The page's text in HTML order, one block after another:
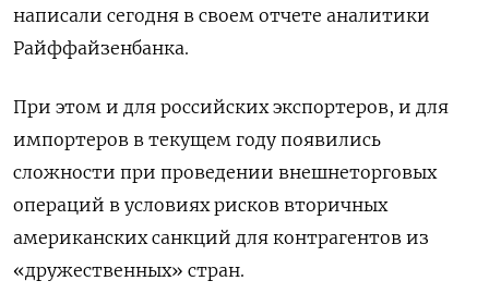
написали сегодня в своем отчете аналитики
Райффайзенбанка.
При этом и для российских экспортеров, и для
импортеров в текущем году появились
сложности при проведении внешнеторговых
операций в условиях рисков вторичных
американских санкций для контрагентов из
«дружественных» стран.